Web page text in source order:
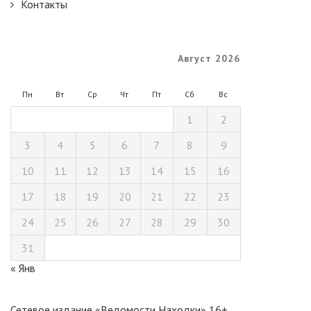
Контакты
Август 2026
Пн Вт Ср Чт Пт Сб Вс
1
2
3
4 5 6 7 8
9
10
11 12 13 14 15
16
17
18 19 20 21 22
23
24
25 26 27 28 29
30
31
« Янв